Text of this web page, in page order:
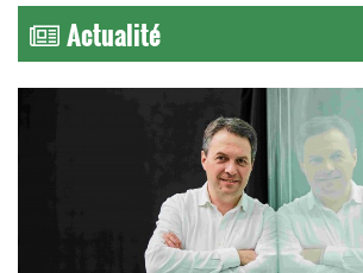
Actualité